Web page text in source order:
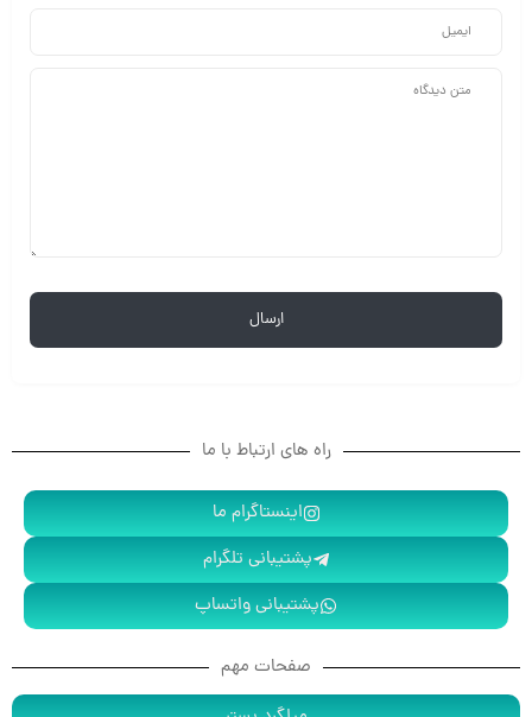
راه های ارتباط با ما
اینستاگرام ما
پشتیبانی تلگرام
پشتیبانی واتساپ
صفحات مهم